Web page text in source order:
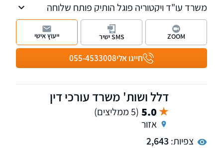
משרד עו"ד ויקטוריה פוגל הותיק פותח שלוחה
חדשה בהרצליה, המשרד עוסק בתחום ה מקרקעין
נדל"ן, דיני המשפחה ותביעות נזיקין. למשרד
שלוחות ברחובות ובהרצליה
חייגו אלי055-4533008
ZOOM SMS ישיר ייעוץ אישי
דלל ושות' משרד עורכי דין
5.0 (5 ממליצים)
אזור
צפיות: 2,643